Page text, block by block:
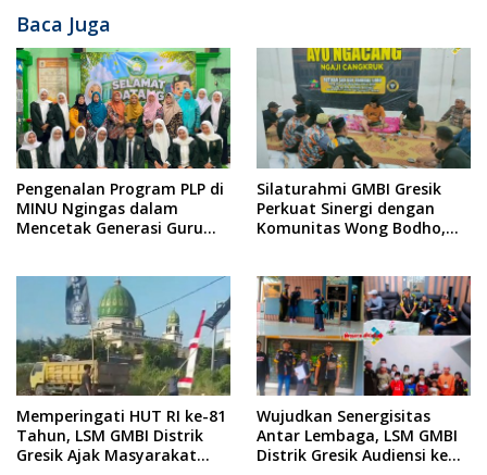
Baca Juga
Pengenalan Program PLP di
MINU Ngingas dalam
Mencetak Generasi Guru
Silaturahmi GMBI Gresik
Perkuat Sinergi dengan
Komunitas Wong Bodho,
Menjelang Acara Sunatan
Massal dan Santunan Anak
Yatim
Memperingati HUT RI ke-81
Tahun, LSM GMBI Distrik
Gresik Ajak Masyarakat
Wujudkan Senergisitas
Antar Lembaga, LSM GMBI
Distrik Gresik Audiensi ke